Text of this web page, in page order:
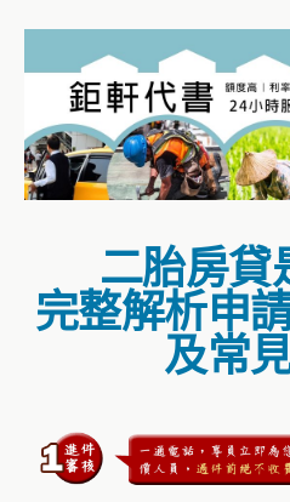
二胎房貸
完整解析申
及常